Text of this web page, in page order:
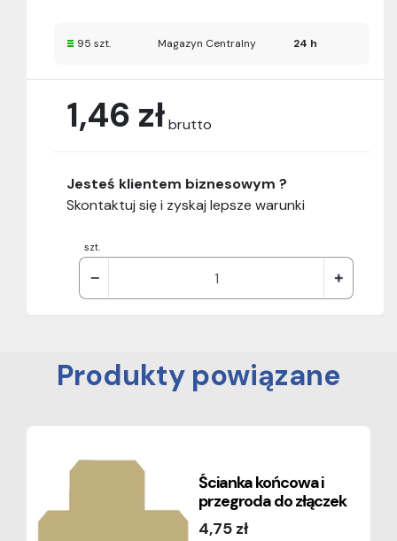
1,46 złbrutto
szt.
Jesteś klientem biznesowym ?
Skontaktuj się i zyskaj lepsze warunki
95 szt. Magazyn Centralny 24 h
Produkty powiązane
Ścianka końcowa i
przegroda do złączek
4,75 zł